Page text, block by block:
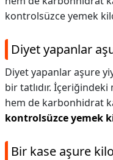
kontrolsüzce yemek
Diyet yapanlar
Diyet yapanlar aşure
bir tatlıdır.
hem de karbonhidrat
kontrolsüzce yemek
Bir kase aşure kilo